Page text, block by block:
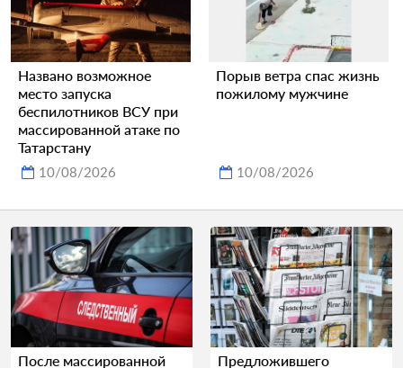
Названо возможное
место запуска
беспилотников ВСУ при
массированной атаке по
Татарстану
10/08/2026
Порыв ветра спас жизнь
пожилому мужчине
10/08/2026
После массированной Предложившего